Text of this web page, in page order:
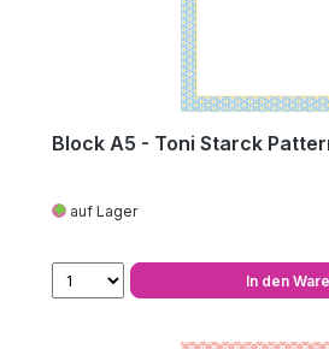
Block A5 - Toni Starck
auf Lager
In den